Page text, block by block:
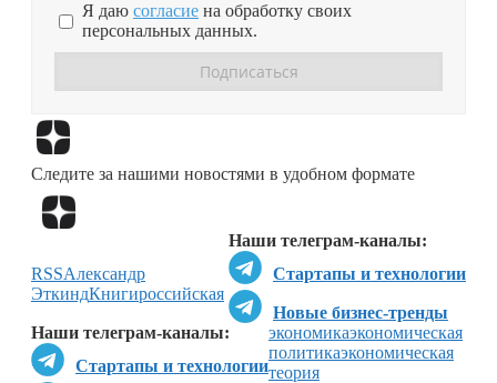
Я даю согласие на обработку своих
персональных данных.
Следите за нашими новостями в удобном формате
Наши телеграм-каналы:
Стартапы и технологии
Новые бизнес-тренды
Наши телеграм-каналы:
Стартапы и технологии
RSSАлександр
ЭткиндКнигироссийская
экономикаэкономическая
политикаэкономическая
теория